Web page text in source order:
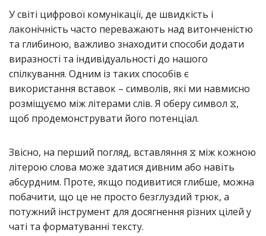
У світі цифрової комунікації, де швидкість і
лаконічність часто переважають над витонченістю
та глибиною, важливо знаходити способи додати
виразності та індивідуальності до нашого
спілкування. Одним із таких способів є
використання вставок – символів, які ми навмисно
розміщуємо між літерами слів. Я оберу символ ⧖,
щоб продемонструвати його потенціал.
Звісно, на перший погляд, вставляння ⧖ між кожною
літерою слова може здатися дивним або навіть
абсурдним. Проте, якщо подивитися глибше, можна
побачити, що це не просто безглуздий трюк, а
потужний інструмент для досягнення різних цілей у
чаті та форматуванні тексту.